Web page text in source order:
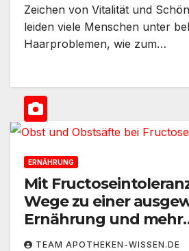
Zeichen von Vitalität und
leiden viele Menschen unter
Haarproblemen, wie zum…
ERNÄHRUNG
Mit
Wege zu einer
Ernährung und mehr
Wohlbefinden
TEAM APOTHEKEN-WISSEN.DE